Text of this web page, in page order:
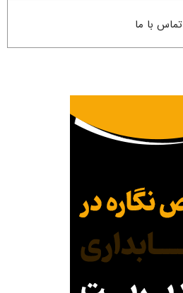
تماس با ما